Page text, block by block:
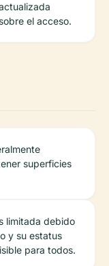
sobre el acceso.
superficies
limitada debido
y su estatus
para todos.